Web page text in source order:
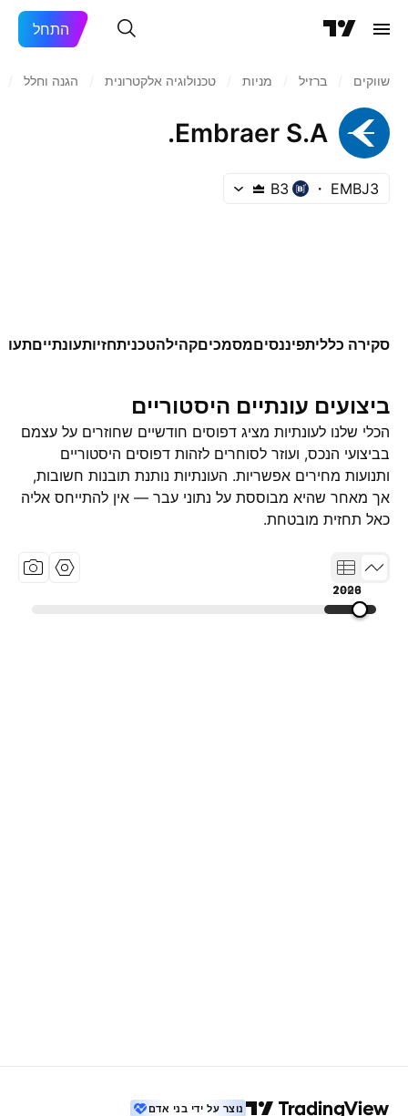
התחל
שווקים ברזיל‏ מניות‏ טכנולוגיה אלקטרונית הגנה וחלל
Embraer S.A.
EMBJ3
B3
סקירה כלליתפיננסיםמסמכיםקהילהטכניתחזיותעונתיים
ביצועים עונתיים היסטוריים
הכלי שלנו לעונתיות מציג דפוסים חודשיים שחוזרים על עצמם
בביצועי הנכס, ועוזר לסוחרים לזהות דפוסים היסטוריים
ותנועות מחירים אפשריות. העונתיות נותנת תובנות חשובות,
אך מאחר שהיא מבוססת על נתוני עבר — אין להתייחס אליה
כאל תחזית מובטחת.
1993
2009
2026
נוצר על ידי בני אדם